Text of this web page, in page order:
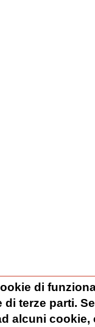
di
terze parti.
alcuni